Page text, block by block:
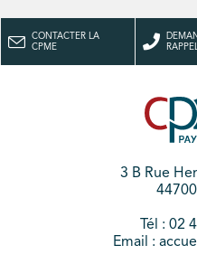
CONTACTER LA
CPME
3 B Rue
Tél : 02
Email :